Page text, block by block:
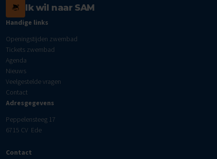
Ik wil naar SAM
Handige links
Openingstijden zwembad
Tickets zwembad
Agenda
Nieuws
Veelgestelde vragen
Contact
Adresgegevens
Peppelensteeg 17
6715 CV Ede
Contact